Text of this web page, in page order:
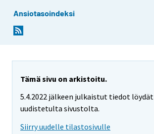
Ansiotasoindeksi
Tämä sivu on arkistoitu.
5.4.2022 jälkeen julkaistut tiedot löydät
uudistetulta sivustolta.
Siirry uudelle tilastosivulle